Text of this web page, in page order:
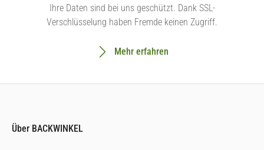
Ihre Daten sind bei uns geschützt. Dank SSL-
Verschlüsselung haben Fremde keinen Zugriff.
Mehr erfahren
Über BACKWINKEL